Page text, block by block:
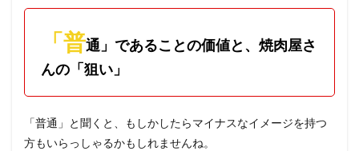
「普通」であることの価値と、焼肉屋さ
んの「狙い」
「普通」と聞くと、もしかしたらマイナスなイメージを持つ
方もいらっしゃるかもしれませんね。